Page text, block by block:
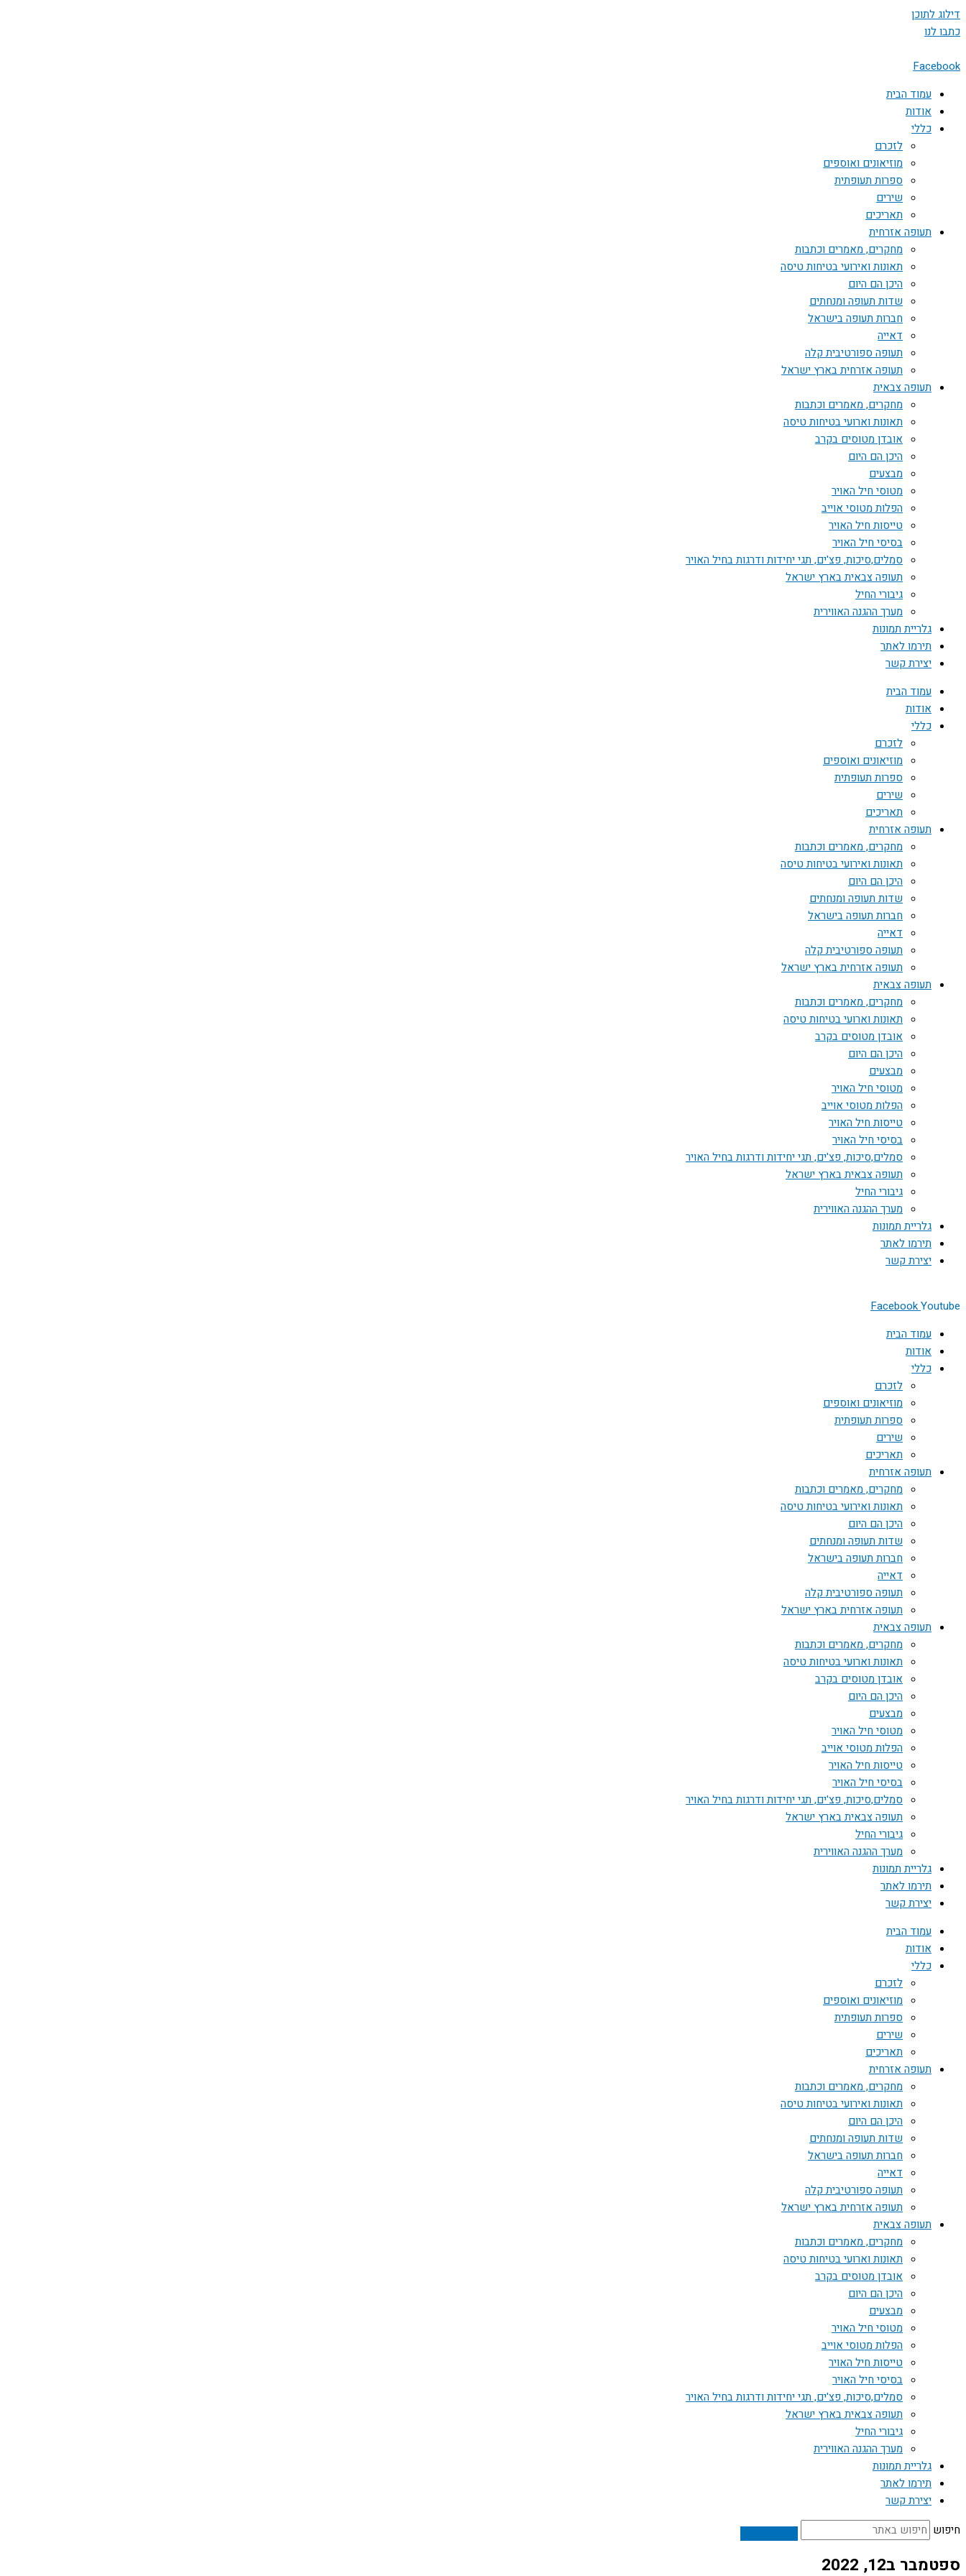
דילוג לתוכן
כתבו לנו
Facebook
עמוד הבית
אודות
כללי
לזכרם
מוזיאונים ואוספים
ספרות תעופתית
שירים
תאריכים
תעופה אזרחית
מחקרים, מאמרים וכתבות
תאונות ואירועי בטיחות טיסה
היכן הם היום
שדות תעופה ומנחתים
חברות תעופה בישראל
דאייה
תעופה ספורטיבית קלה
תעופה אזרחית בארץ ישראל
תעופה צבאית
מחקרים, מאמרים וכתבות
תאונות וארועי בטיחות טיסה
אובדן מטוסים בקרב
היכן הם היום
מבצעים
מטוסי חיל האויר
הפלות מטוסי אוייב
טייסות חיל האויר
בסיסי חיל האויר
סמלים,סיכות, פצ'ים, תגי יחידות ודרגות בחיל האויר
תעופה צבאית בארץ ישראל
גיבורי החיל
מערך ההגנה האווירית
גלריית תמונות
תירמו לאתר
יצירת קשר
עמוד הבית
אודות
כללי
לזכרם
מוזיאונים ואוספים
ספרות תעופתית
שירים
תאריכים
תעופה אזרחית
מחקרים, מאמרים וכתבות
תאונות ואירועי בטיחות טיסה
היכן הם היום
שדות תעופה ומנחתים
חברות תעופה בישראל
דאייה
תעופה ספורטיבית קלה
תעופה אזרחית בארץ ישראל
תעופה צבאית
מחקרים, מאמרים וכתבות
תאונות וארועי בטיחות טיסה
אובדן מטוסים בקרב
היכן הם היום
מבצעים
מטוסי חיל האויר
הפלות מטוסי אוייב
טייסות חיל האויר
בסיסי חיל האויר
סמלים,סיכות, פצ'ים, תגי יחידות ודרגות בחיל האויר
תעופה צבאית בארץ ישראל
גיבורי החיל
מערך ההגנה האווירית
גלריית תמונות
תירמו לאתר
יצירת קשר
FacebookYoutube
עמוד הבית
אודות
כללי
לזכרם
מוזיאונים ואוספים
ספרות תעופתית
שירים
תאריכים
תעופה אזרחית
מחקרים, מאמרים וכתבות
תאונות ואירועי בטיחות טיסה
היכן הם היום
שדות תעופה ומנחתים
חברות תעופה בישראל
דאייה
תעופה ספורטיבית קלה
תעופה אזרחית בארץ ישראל
תעופה צבאית
מחקרים, מאמרים וכתבות
תאונות וארועי בטיחות טיסה
אובדן מטוסים בקרב
היכן הם היום
מבצעים
מטוסי חיל האויר
הפלות מטוסי אוייב
טייסות חיל האויר
בסיסי חיל האויר
סמלים,סיכות, פצ'ים, תגי יחידות ודרגות בחיל האויר
תעופה צבאית בארץ ישראל
גיבורי החיל
מערך ההגנה האווירית
גלריית תמונות
תירמו לאתר
יצירת קשר
עמוד הבית
אודות
כללי
לזכרם
מוזיאונים ואוספים
ספרות תעופתית
שירים
תאריכים
תעופה אזרחית
מחקרים, מאמרים וכתבות
תאונות ואירועי בטיחות טיסה
היכן הם היום
שדות תעופה ומנחתים
חברות תעופה בישראל
דאייה
תעופה ספורטיבית קלה
תעופה אזרחית בארץ ישראל
תעופה צבאית
מחקרים, מאמרים וכתבות
תאונות וארועי בטיחות טיסה
אובדן מטוסים בקרב
היכן הם היום
מבצעים
מטוסי חיל האויר
הפלות מטוסי אוייב
טייסות חיל האויר
בסיסי חיל האויר
סמלים,סיכות, פצ'ים, תגי יחידות ודרגות בחיל האויר
תעופה צבאית בארץ ישראל
גיבורי החיל
מערך ההגנה האווירית
גלריית תמונות
תירמו לאתר
יצירת קשר
חיפוש
ספטמבר ב12, 2022